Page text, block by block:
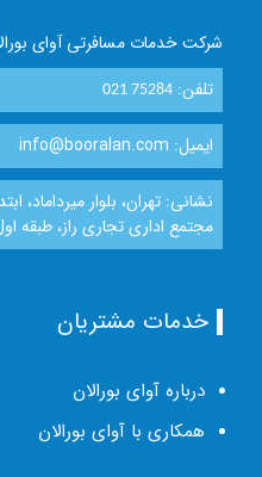
شرکت خدمات مسافرتی آوای
تلفن:021 75284
ایمیل: info@booralan.com
نشانی: تهران، بلوار میرداماد،
مجتمع اداری تجاری راز، طبقه
خدمات مشتریان
درباره آوای بورالان
همکاری با آوای بورالان